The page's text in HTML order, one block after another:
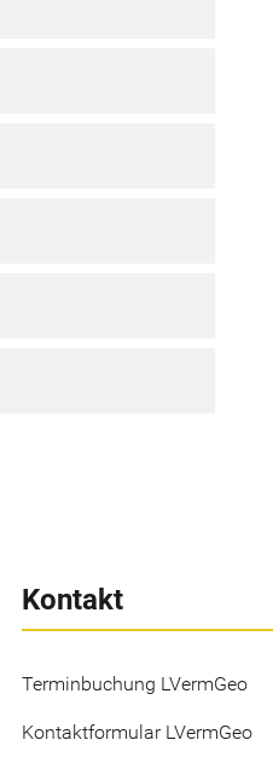
Kontakt
Terminbuchung LVermGeo
Kontaktformular LVermGeo